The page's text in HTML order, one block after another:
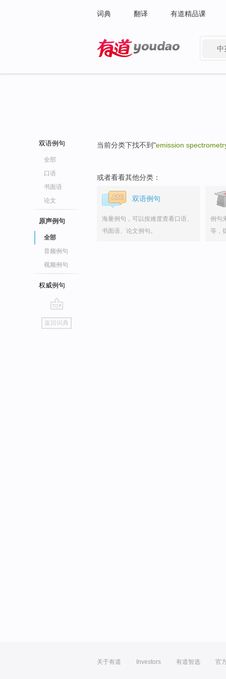
词典 翻译 有道精品课
中
双语例句
全部
口语
书面语
论文
原声例句
全部
音频例句
视频例句
权威例句
go
top
返回词典
当前分类下找不到"emission
或者看看其他分类：
双语例句
海量例句，可以按难度查看口语、
书面语、论文例句。
例句
等，
关于有道 Investors 有道智选 官